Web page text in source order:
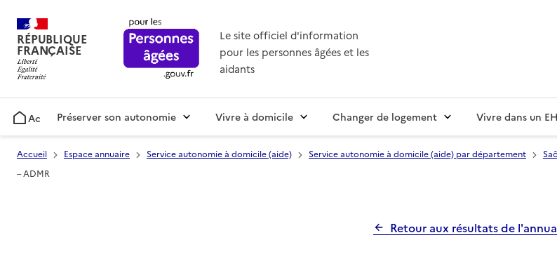
RÉPUBLIQUE
FRANÇAISE
Le site officiel d'information
pour les personnes âgées et les
aidants
AccueilPréserver son autonomie Vivre à domicile Changer de logement Vivre dans un
Accueil Espace annuaire Service autonomie à domicile (aide) Service autonomie à domicile (aide) par département
– ADMR
Retour aux résultats de